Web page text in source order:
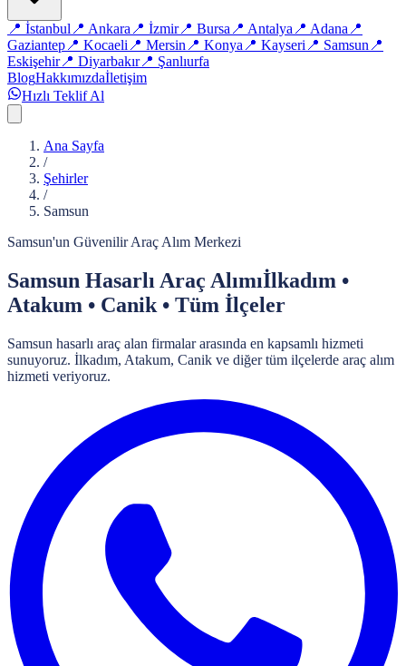
📍 İstanbul 📍 Ankara 📍 İzmir📍 Bursa 📍 Antalya 📍 Adana 📍
Gaziantep 📍 Kocaeli 📍 Mersin 📍 Konya 📍 Kayseri 📍 Samsun 📍
Eskişehir📍 Diyarbakır📍 Şanlıurfa
BlogHakkımızdaİletişim
Hızlı Teklif Al
Ana Sayfa
/
Şehirler
/
Samsun
Samsun'un Güvenilir Araç Alım Merkezi
Samsun Hasarlı Araç Alımıİlkadım •
Atakum • Canik • Tüm İlçeler
Samsun hasarlı araç alan firmalar arasında en kapsamlı hizmeti
sunuyoruz. İlkadım, Atakum, Canik ve diğer tüm ilçelerde araç alım
hizmeti veriyoruz.